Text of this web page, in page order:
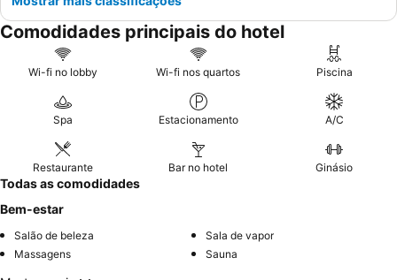
Comodidades principais do hotel
Wi-fi no lobby Wi-fi nos quartos Piscina
Spa Estacionamento A/C
Restaurante Bar no hotel Ginásio
Todas as comodidades
Bem-estar
Salão de beleza
Sala de vapor
Massagens
Sauna